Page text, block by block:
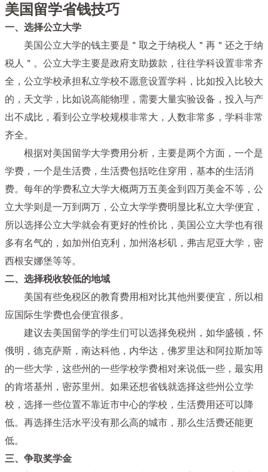
美国留学省钱技巧
一、选择公立大学
美国公立大学的钱主要是＂取之于纳税人＂再＂还之于纳
税人＂。公立大学主要是政府支助拨款，往往学科设置非常齐
全，公立学校承担私立学校不愿意设置学科，比如投入比较大
的，天文学，比如说高能物理，需要大量实验设备，投入与产
出不成比，看到公立学校规模非常大，人数非常多，学科非常
齐全。
根据对美国留学大学费用分析，主要是两个方面，一个是
学费，一个是生活费，生活费包括吃住穿用，基本的生活消
费。每年的学费私立大学大概两万五美金到四万美金不等，公
立大学则是一万到两万，公立大学学费明显比私立大学便宜，
所以选择公立大学就会有更好的性价比，美国公立大学也有很
多有名气的，如加州伯克利，加州洛杉矶，弗吉尼亚大学，密
西根安娜堡等等。
二、选择税收较低的地域
美国有些免税区的教育费用相对比其他州要便宜，所以相
应国际生学费也会便宜很多。
建议去美国留学的学生们可以选择免税州，如华盛顿，怀
俄明，德克萨斯，南达科他，内华达，佛罗里达和阿拉斯加等
的一些大学，这些州的一些学校学费相对来说低一些，最实用
的肯塔基州，密苏里州。如果还想省钱就选择这些州公立学
校，选择一些位置不靠近市中心的学校，生活费用还可以降
低。再选择生活水平没有那么高的城市，那么生活费还能更
低。
三、争取奖学金